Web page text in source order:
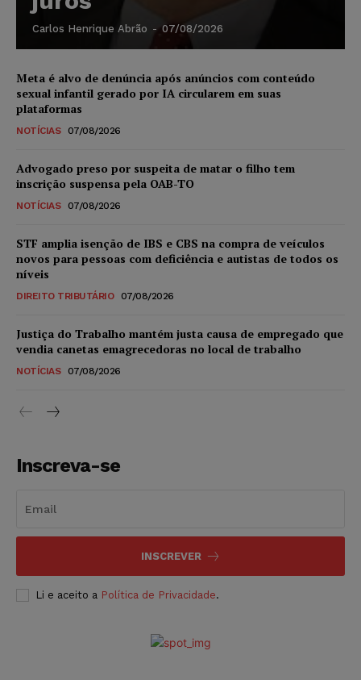
Carlos Henrique Abrão - 07/08/2026
Meta é alvo de denúncia após anúncios com conteúdo
sexual infantil gerado por IA circularem em suas
plataformas
NOTÍCIAS 07/08/2026
Advogado preso por suspeita de matar o filho tem
inscrição suspensa pela OAB-TO
NOTÍCIAS 07/08/2026
STF amplia isenção de IBS e CBS na compra de veículos
novos para pessoas com deficiência e autistas de todos os
níveis
DIREITO TRIBUTÁRIO 07/08/2026
Justiça do Trabalho mantém justa causa de empregado que
vendia canetas emagrecedoras no local de trabalho
NOTÍCIAS 07/08/2026
Inscreva-se
INSCREVER
Li e aceito a Política de Privacidade.